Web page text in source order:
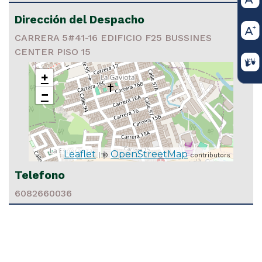
Dirección del Despacho
CARRERA 5#41-16 EDIFICIO F25 BUSSINES
CENTER PISO 15
+
−
Leaflet | ©OpenStreetMapcontributors
Telefono
6082660036